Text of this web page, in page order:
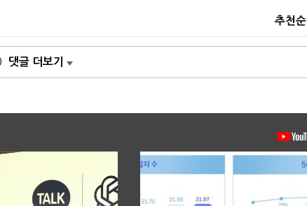
추천순
댓글 더보기